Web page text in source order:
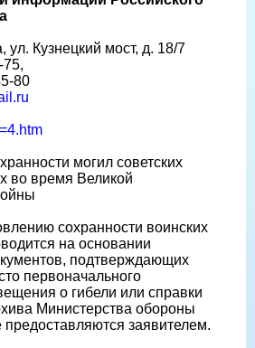
ул. Кузнецкий мост, д. 18/7
75,
80
могил советских
во время Великой
сохранности воинских
на основании
подтверждающих
первоначального
о гибели или справки
Министерства обороны
предоставляются заявителем.